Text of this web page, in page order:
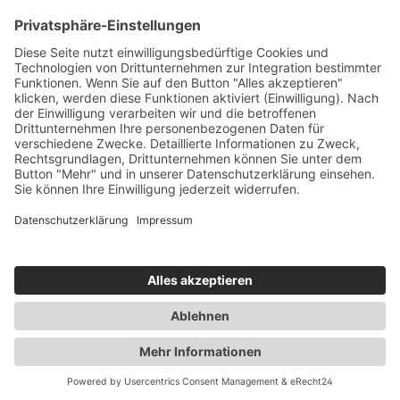
Service-Hotline
Vertrag widerrufen
Shopservice
Alle Preise inkl. gesetzl. Mehrwertsteuer zzgl.
Versandkostenund ggf. Nachnahmegebühren, wenn nicht
Realisiert mit Shopware